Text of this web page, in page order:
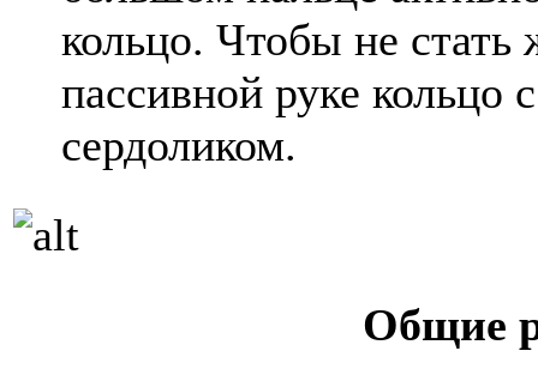
кольцо. Чтобы не стать
пассивной руке кольцо
сердоликом.
Общие